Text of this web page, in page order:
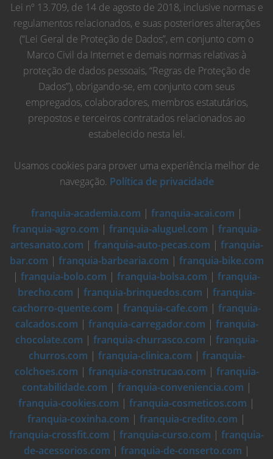
Lei nº 13.709, de 14 de agosto de 2018, inclusive normas e
regulamentos relacionados, e suas posteriores alterações
(“Lei Geral de Proteção de Dados”, em conjunto com o
Marco Civil da Internet e demais normas relativas à
proteção de dados pessoais, “Regras de Proteção de
Dados”), obrigando-se, em conjunto com seus
empregados, colaboradores, membros estatutários,
prepostos e terceiros contratados relacionados ao
estabelecido nesta lei.
Usamos cookies para prover uma experiência melhor de
navegação. Política de privacidade
franquia-academia.com | franquia-acai.com |
franquia-agro.com | franquia-aluguel.com | franquia-
artesanato.com | franquia-auto-pecas.com | franquia-
bar.com | franquia-barbearia.com | franquia-bike.com
| franquia-bolo.com | franquia-bolsa.com | franquia-
brecho.com | franquia-brinquedos.com | franquia-
cachorro-quente.com | franquia-cafe.com | franquia-
calcados.com | franquia-carregador.com | franquia-
chocolate.com | franquia-churrasco.com | franquia-
churros.com | franquia-clinica.com | franquia-
colchoes.com | franquia-construcao.com | franquia-
contabilidade.com | franquia-conveniencia.com |
franquia-cookies.com | franquia-cosmeticos.com |
franquia-coxinha.com | franquia-credito.com |
franquia-crossfit.com | franquia-curso.com | franquia-
de-acessorios.com | franquia-de-conserto.com |